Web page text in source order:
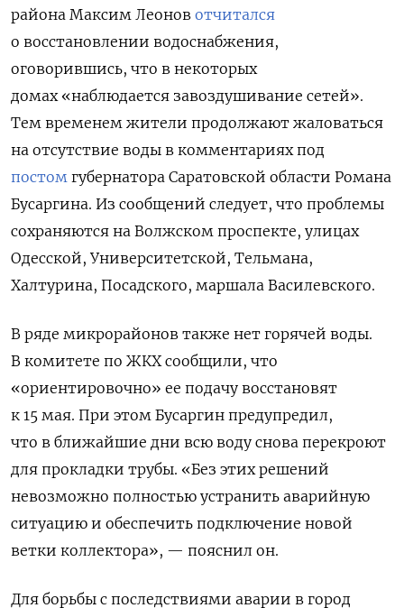
района Максим Леонов отчитался
о восстановлении водоснабжения,
оговорившись, что в некоторых
домах «наблюдается завоздушивание сетей».
Тем временем жители продолжают жаловаться
на отсутствие воды в комментариях под
постом губернатора Саратовской области Романа
Бусаргина. Из сообщений следует, что проблемы
сохраняются на Волжском проспекте, улицах
Одесской, Университетской, Тельмана,
Халтурина, Посадского, маршала Василевского.
В ряде микрорайонов также нет горячей воды.
В комитете по ЖКХ сообщили, что
«ориентировочно» ее подачу восстановят
к 15 мая. При этом Бусаргин предупредил,
что в ближайшие дни всю воду снова перекроют
для прокладки трубы. «Без этих решений
невозможно полностью устранить аварийную
ситуацию и обеспечить подключение новой
ветки коллектора», — пояснил он.
Для борьбы с последствиями аварии в город